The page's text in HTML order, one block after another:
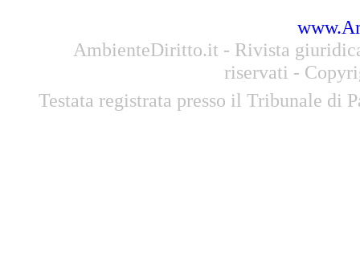
AmbienteDiritto.it - Rivista
riservati -
Testata registrata presso il Tribunale di